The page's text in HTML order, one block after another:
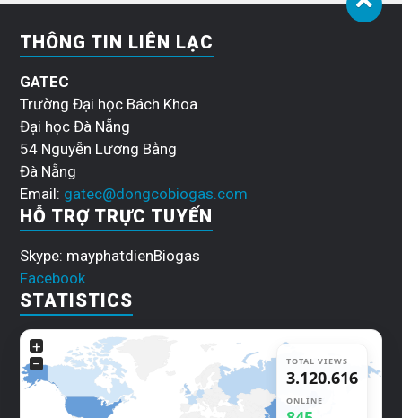
THÔNG TIN LIÊN LẠC
GATEC
Trường Đại học Bách Khoa
Đại học Đà Nẵng
54 Nguyễn Lương Bằng
Đà Nẵng
Email: gatec@dongcobiogas.com
HỖ TRỢ TRỰC TUYẾN
Skype: mayphatdienBiogas
Facebook
STATISTICS
TOTAL VIEWS
3.120.616
ONLINE
+
−